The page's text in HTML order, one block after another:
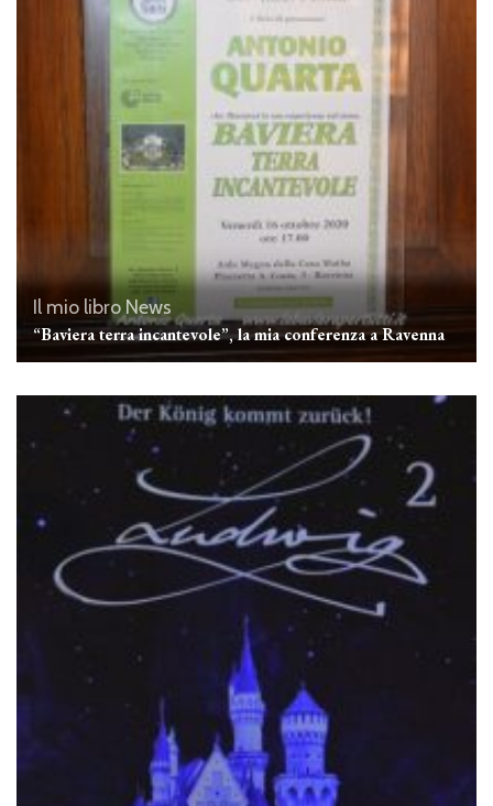
Il mio libro News
“Baviera terra incantevole”, la mia conferenza a Ravenna